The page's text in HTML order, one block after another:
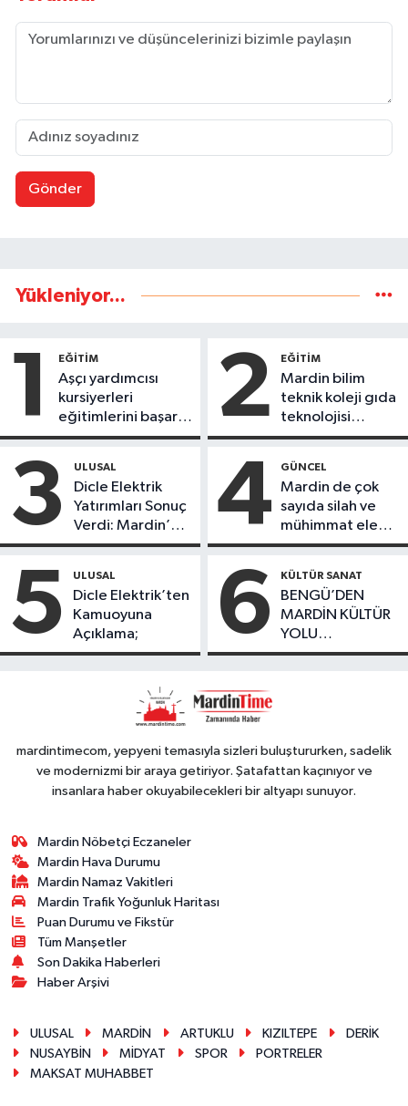
Gönder
Yükleniyor...
1 EĞİTİM
Aşçı yardımcısı
kursiyerleri
eğitimlerini başarı
ile tamamladı
2 EĞİTİM
Mardin bilim
teknik koleji gıda
teknolojisi
öğrencileri
ürünlerini satarak
köydeki
çoçuklara kitap
desteğinde
bulundu
3 ULUSAL
Dicle Elektrik
Yatırımları Sonuç
Verdi: Mardin’de
Kayıp Kaçak
Düşüş
4 GÜNCEL
Mardin de çok
sayıda silah ve
mühimmat ele
geçirildi
5 ULUSAL
Dicle Elektrik’ten
Kamuoyuna
Açıklama;
6 KÜLTÜR SANAT
BENGÜ’DEN
MARDİN KÜLTÜR
YOLU
FESTIVALİ’NDE
mardintimecom, yepyeni temasıyla sizleri buluştururken, sadelik
ve modernizmi bir araya getiriyor. Şatafattan kaçınıyor ve
insanlara haber okuyabilecekleri bir altyapı sunuyor.
Mardin Nöbetçi Eczaneler
Mardin Hava Durumu
Mardin Namaz Vakitleri
Mardin Trafik Yoğunluk Haritası
Puan Durumu ve Fikstür
Tüm Manşetler
Son Dakika Haberleri
Haber Arşivi
ULUSAL MARDİN ARTUKLU KIZILTEPE
DERİK
NUSAYBİN
MİDYAT SPOR
PORTRELER
MAKSAT MUHABBET